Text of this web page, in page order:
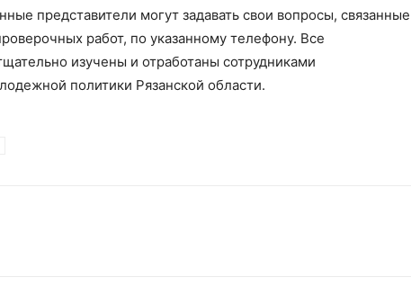
представители могут задавать свои вопросы, связанные
работ, по указанному телефону. Все
изучены и отработаны сотрудниками
политики Рязанской области.